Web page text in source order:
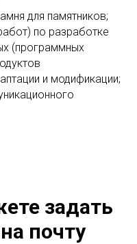
для памятников;
по разработке
(программных
и модификации;
задать
почту